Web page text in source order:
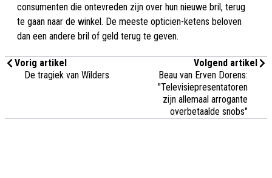
consumenten die ontevreden zijn over hun nieuwe bril, terug
te gaan naar de winkel. De meeste opticien-ketens beloven
dan een andere bril of geld terug te geven.
Vorig artikel
De tragiek van Wilders
Volgend artikel
Beau van Erven Dorens:
"Televisiepresentatoren
zijn allemaal arrogante
overbetaalde snobs"